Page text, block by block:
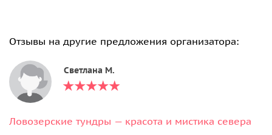
Отзывы на другие предложения организатора:
Светлана М.
Ловозерские тундры — красота и мистика севера